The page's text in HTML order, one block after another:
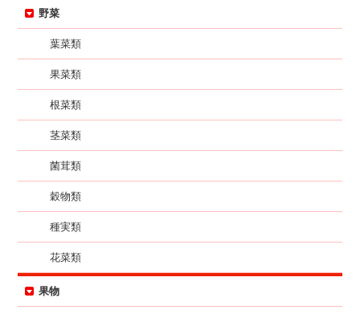
野菜
葉菜類
果菜類
根菜類
茎菜類
菌茸類
穀物類
種実類
花菜類
果物